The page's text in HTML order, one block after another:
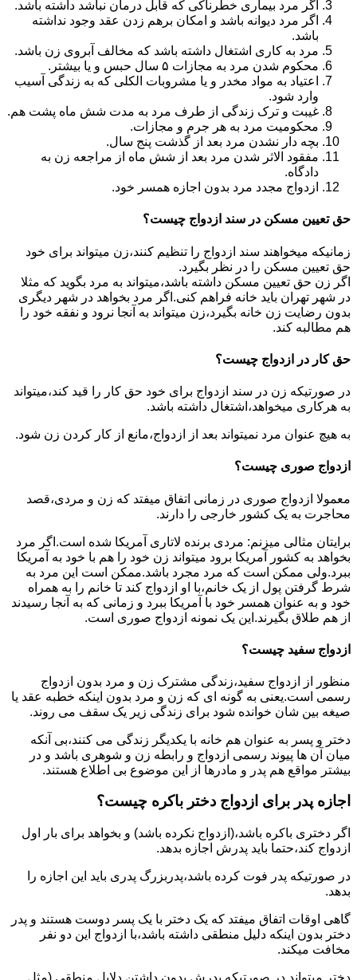
اگر مرد بیماری خطرناکی که قابل درمان نباشد داشته باشد.
اگر مرد دیوانه باشد و امکان برهم زدن عقد وجود نداشته
باشد.
مرد به کاری اشتغال داشته باشد که مخالف آبروی زن باشد.
محکوم شدن مرد به مجازات ۵ سال حبس و یا بیشتر.
اعتیاد به مواد مخدر و یا مشروبات الکلی که به زندگی آسیب
وارد شود.
غیبت و ترک زندگی از طرف مرد به مدت شش ماه پشت هم.
محکومیت مرد به هر جرم و مجازات.
بچه دار نشدن مرد بعد از گذشت پنج سال.
مفقود الاثر شدن مرد بعد از شش ماه از مراجعه زن به
دادگاه.
ازدواج مجدد مرد بدون اجازه همسر خود.
حق تعیین مسکن در سند ازدواج چیست؟
زمانیکه میخواهند سند ازدواج را تنظیم کنند،زن میتواند برای خود
حق تعیین مسکن را در نظر بگیرد.
اگر زن حق تعیین مسکن داشته باشد،میتواند به مرد بگوید که مثلا
در شهر تهران باید خانه فراهم کنی.اگر مرد بخواهد در شهر دیگری
بدون رضایت زن خانه بگیرد،زن میتواند به آنجا نرود و نفقه خود را
هم مطالبه کند.
حق کار در ازدواج چیست؟
در صورتیکه زن در سند ازدواج برای خود حق کار را قید کند،میتواند
به هرکاری میخواهد،اشتغال داشته باشد.
به هیچ عنوان مرد نمیتواند بعد از ازدواج،مانع از کار کردن زن شود.
ازدواج صوری چیست؟
معمولا ازدواج صوری در زمانی اتفاق میفتد که زن و مردی،قصد
محاجرت به یک کشور خارجی را دارند.
برایتان مثالی میزنم: مردی برنده لاتاری آمریکا شده است.اگر مرد
بخواهد به کشور آمریکا برود میتواند زن خود را هم با خود به آمریکا
ببرد.ولی ممکن است که مرد مجرد باشد.ممکن است این مرد به
شرط گرفتن پول از یک خانم،با او ازدواج کند تا خانم را به همراه
خود و به عنوان همسر خود با آمریکا ببرد و زمانی که به آنجا رسیدند
از هم طلاق بگیرند.این یک نمونه ازدواج صوری است.
ازدواج سفید چیست؟
منظور از ازدواج سفید،زندگی مشترک زن و مرد بدون ازدواج
رسمی است.یعنی به گونه ای که زن و مرد بدون اینکه خطبه عقد یا
صیغه بین شان خوانده شود برای زندگی زیر یک سقف می روند.
دختر و پسر به عنوان هم خانه با یکدیگر زندگی می کنند،بی آنکه
میان آن ها پیوند رسمی ازدواج و رابطه زن و شوهری باشد و در
بیشتر مواقع هم پدر و مادرها از این موضوع بی اطلاع هستند.
اجازه پدر برای ازدواج دختر باکره چیست؟
اگر دختری باکره باشد،(ازدواج نکرده باشد) و بخواهد برای بار اول
ازدواج کند،حتما باید پدرش اجازه بدهد.
در صورتیکه پدر فوت کرده باشد،پدربزرگ پدری باید این اجازه را
بدهد.
گاهی اوقات اتفاق میفتد که یک دختر با یک پسر دوست هستند و پدر
دختر بدون اینکه دلیل منطقی داشته باشد،با ازدواج این دو نفر
مخافت میکند.
دختر میتواند در صورتیکه پدرش بدون داشتن دلایل منطقی (مثل